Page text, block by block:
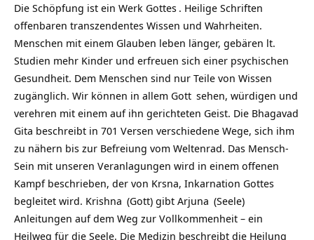
Die Schöpfung ist ein Werk Gottes . Heilige Schriften
offenbaren transzendentes Wissen und Wahrheiten.
Menschen mit einem Glauben leben länger, gebären lt.
Studien mehr Kinder und erfreuen sich einer psychischen
Gesundheit. Dem Menschen sind nur Teile von Wissen
zugänglich. Wir können in allem Gott sehen, würdigen und
verehren mit einem auf ihn gerichteten Geist. Die Bhagavad
Gita beschreibt in 701 Versen verschiedene Wege, sich ihm
zu nähern bis zur Befreiung vom Weltenrad. Das Mensch-
Sein mit unseren Veranlagungen wird in einem offenen
Kampf beschrieben, der von Krsna, Inkarnation Gottes
begleitet wird. Krishna (Gott) gibt Arjuna (Seele)
Anleitungen auf dem Weg zur Vollkommenheit – ein
Heilweg für die Seele. Die Medizin beschreibt die Heilung